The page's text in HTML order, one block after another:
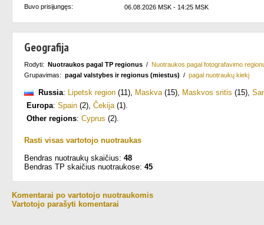
Buvo prisijungęs:
06.08.2026 MSK - 14:25 MSK
Geografija
Rodyti: Nuotraukos pagal TP regionus / Nuotraukos pagal fotografavimo
Grupavimas: pagal valstybes ir regionus (miestus) / pagal nuotraukų kiekį
Russia: Lipetsk region (11), Maskva(15), Maskvos sritis (15),
Europa: Spain (2), Čekija(1).
Other regions: Cyprus (2).
Rasti visas vartotojo nuotraukas
Bendras nuotraukų skaičius: 48
Bendras TP skaičius nuotraukose: 45
Komentarai po vartotojo nuotraukomis
Vartotojo parašyti komentarai